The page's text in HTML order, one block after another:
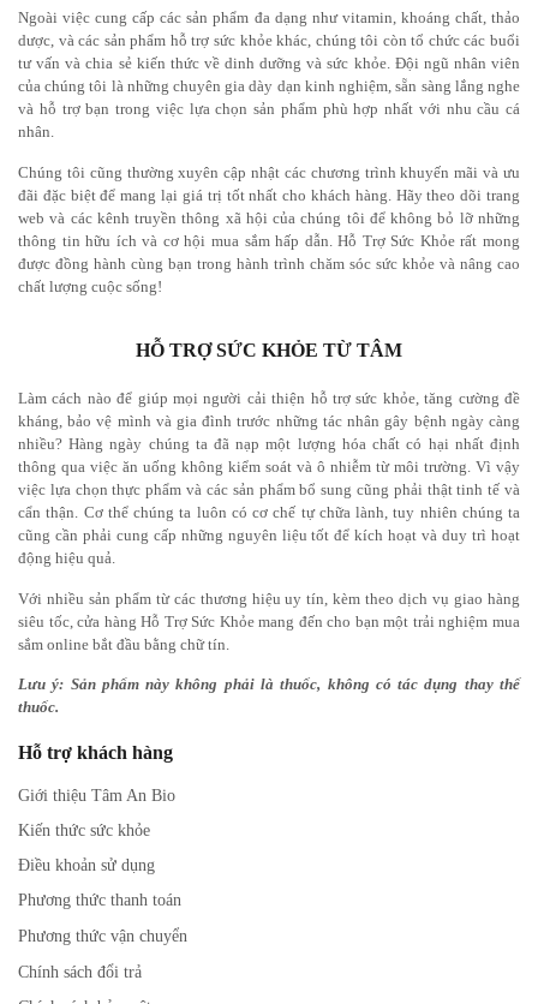
Ngoài việc cung cấp các sản phẩm đa dạng như vitamin, khoáng chất, thảo
dược, và các sản phẩm hỗ trợ sức khỏe khác, chúng tôi còn tổ chức các buổi
tư vấn và chia sẻ kiến thức về dinh dưỡng và sức khỏe. Đội ngũ nhân viên
của chúng tôi là những chuyên gia dày dạn kinh nghiệm, sẵn sàng lắng nghe
và hỗ trợ bạn trong việc lựa chọn sản phẩm phù hợp nhất với nhu cầu cá
nhân.
Chúng tôi cũng thường xuyên cập nhật các chương trình khuyến mãi và ưu
đãi đặc biệt để mang lại giá trị tốt nhất cho khách hàng. Hãy theo dõi trang
web và các kênh truyền thông xã hội của chúng tôi để không bỏ lỡ những
thông tin hữu ích và cơ hội mua sắm hấp dẫn. Hỗ Trợ Sức Khỏe rất mong
được đồng hành cùng bạn trong hành trình chăm sóc sức khỏe và nâng cao
chất lượng cuộc sống!
HỖ TRỢ SỨC KHỎE TỪ TÂM
Làm cách nào để giúp mọi người cải thiện hỗ trợ sức khỏe, tăng cường đề
kháng, bảo vệ mình và gia đình trước những tác nhân gây bệnh ngày càng
nhiều? Hàng ngày chúng ta đã nạp một lượng hóa chất có hại nhất định
thông qua việc ăn uống không kiểm soát và ô nhiễm từ môi trường. Vì vậy
việc lựa chọn thực phẩm và các sản phẩm bổ sung cũng phải thật tinh tế và
cẩn thận. Cơ thể chúng ta luôn có cơ chế tự chữa lành, tuy nhiên chúng ta
cũng cần phải cung cấp những nguyên liệu tốt để kích hoạt và duy trì hoạt
động hiệu quả.
Với nhiều sản phẩm từ các thương hiệu uy tín, kèm theo dịch vụ giao hàng
siêu tốc, cửa hàng Hỗ Trợ Sức Khỏe mang đến cho bạn một trải nghiệm mua
sắm online bắt đầu bằng chữ tín.
Lưu ý: Sản phẩm này không phải là thuốc, không có tác dụng thay thế
thuốc.
Hỗ trợ khách hàng
Giới thiệu Tâm An Bio
Kiến thức sức khỏe
Điều khoản sử dụng
Phương thức thanh toán
Phương thức vận chuyển
Chính sách đổi trả